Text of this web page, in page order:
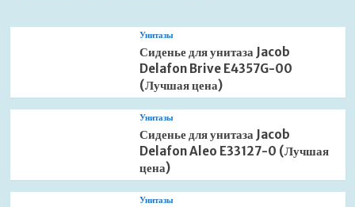
Унитазы
Сиденье для унитаза Jacob
Delafon Brive E4357G-00
(Лучшая цена)
Унитазы
Сиденье для унитаза Jacob
Delafon Aleo E33127-0 (Лучшая
цена)
Унитазы